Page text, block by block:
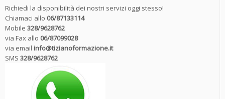
Richiedi la disponibilità dei nostri servizi oggi stesso!
Chiamaci allo 06/87133114
Mobile 328/9628762
via Fax allo 06/87099028
via email info@tizianoformazione.it
SMS 328/9628762